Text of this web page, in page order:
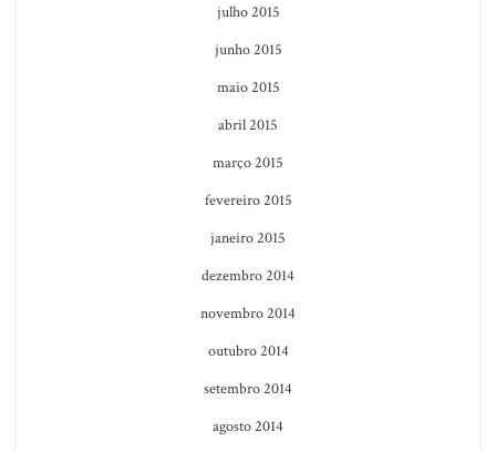
julho 2015
junho 2015
maio 2015
abril 2015
março 2015
fevereiro 2015
janeiro 2015
dezembro 2014
novembro 2014
outubro 2014
setembro 2014
agosto 2014